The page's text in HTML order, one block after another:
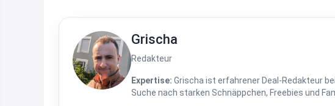
Grischa
Redakteur
Expertise: Grischa ist erfahrener Deal-Redakteur
Suche nach starken Schnäppchen, Freebies und